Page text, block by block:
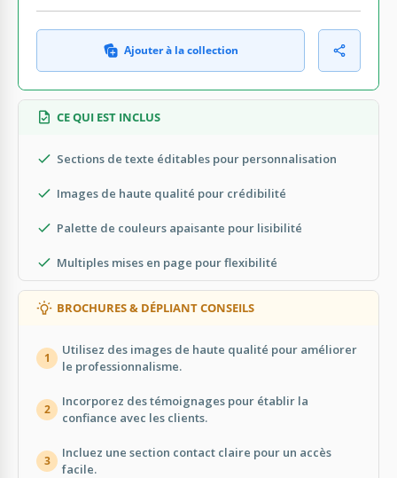
Ajouter à la collection
CE QUI EST INCLUS
Sections de texte éditables pour personnalisation
Images de haute qualité pour crédibilité
Palette de couleurs apaisante pour lisibilité
Multiples mises en page pour flexibilité
BROCHURES & DÉPLIANT CONSEILS
1
Utilisez des images de haute qualité pour améliorer
le professionnalisme.
2
Incorporez des témoignages pour établir la
confiance avec les clients.
3
Incluez une section contact claire pour un accès
facile.